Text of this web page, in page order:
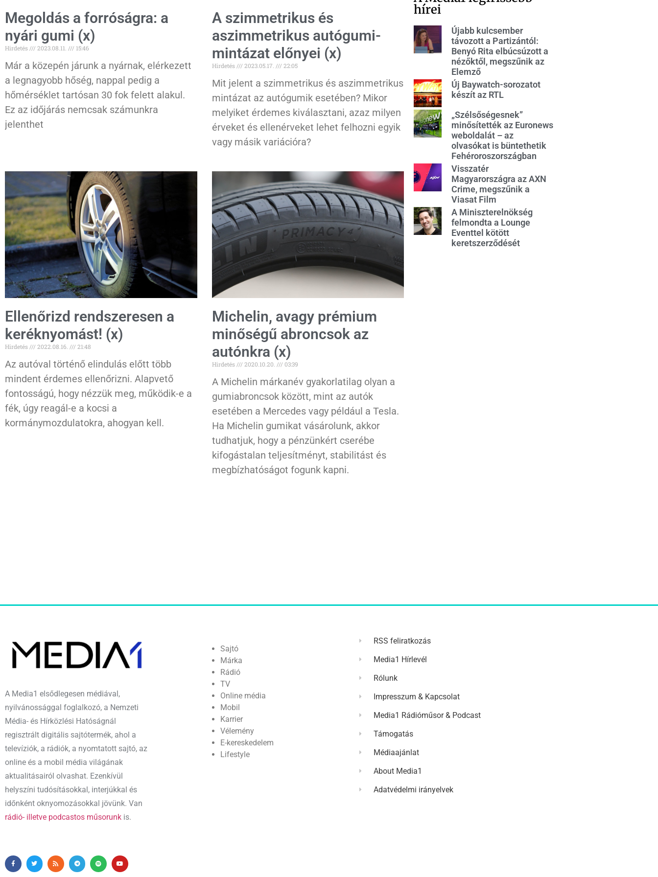
Megoldás a forróságra: a
nyári gumi (x)
Hirdetés 2023.08.11. 15:46
Már a közepén járunk a nyárnak, elérkezett
a legnagyobb hőség, nappal pedig a
hőmérséklet tartósan 30 fok felett alakul.
Ez az időjárás nemcsak számunkra
jelenthet
A szimmetrikus és
aszimmetrikus autógumi-
mintázat előnyei (x)
Hirdetés 2023.05.17. 22:05
Mit jelent a szimmetrikus és aszimmetrikus
mintázat az autógumik esetében? Mikor
melyiket érdemes kiválasztani, azaz milyen
érveket és ellenérveket lehet felhozni egyik
vagy másik variációra?
Ellenőrizd rendszeresen a
keréknyomást! (x)
Hirdetés 2022.08.16. 21:48
Az autóval történő elindulás előtt több
mindent érdemes ellenőrizni. Alapvető
fontosságú, hogy nézzük meg, működik-e a
fék, úgy reagál-e a kocsi a
kormánymozdulatokra, ahogyan kell.
Michelin, avagy prémium
minőségű abroncsok az
autónkra (x)
Hirdetés 2020.10.20. 03:39
A Michelin márkanév gyakorlatilag olyan a
gumiabroncsok között, mint az autók
esetében a Mercedes vagy például a Tesla.
Ha Michelin gumikat vásárolunk, akkor
tudhatjuk, hogy a pénzünkért cserébe
kifogástalan teljesítményt, stabilitást és
megbízhatóságot fogunk kapni.
hírei
Újabb kulcsember
távozott a Partizántól:
Benyó Rita elbúcsúzott a
nézőktől, megszűnik az
Elemző
Új Baywatch-sorozatot
készít az RTL
„Szélsőségesnek”
minősítették az Euronews
weboldalát – az
olvasókat is büntethetik
Fehéroroszországban
Visszatér
Magyarországra az AXN
Crime, megszűnik a
Viasat Film
A Miniszterelnökség
felmondta a Lounge
Eventtel kötött
keretszerződését
A Media1 elsődlegesen médiával,
nyilvánossággal foglalkozó, a Nemzeti
Média- és Hírközlési Hatóságnál
regisztrált digitális sajtótermék, ahol a
televíziók, a rádiók, a nyomtatott sajtó, az
online és a mobil média világának
aktualitásairól olvashat. Ezenkívül
helyszíni tudósításokkal, interjúkkal és
időnként oknyomozásokkal jövünk. Van
rádió- illetve podcastos műsorunk is.
Sajtó
Márka
Rádió
TV
Online média
Mobil
Karrier
Vélemény
E-kereskedelem
Lifestyle
RSS feliratkozás
Media1 Hírlevél
Rólunk
Impresszum & Kapcsolat
Media1 Rádióműsor & Podcast
Támogatás
Médiaajánlat
About Media1
Adatvédelmi irányelvek